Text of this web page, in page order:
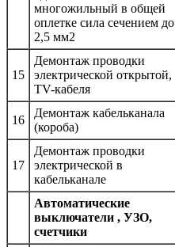
многожильный в общей
оплетке сила сечением до
2,5 мм2
15
Демонтаж проводки
электрической открытой,
TV-кабеля
16
Демонтаж кабельканала
(короба)
17
Демонтаж проводки
электрической в
кабельканале
Автоматические
выключатели , УЗО,
счетчики